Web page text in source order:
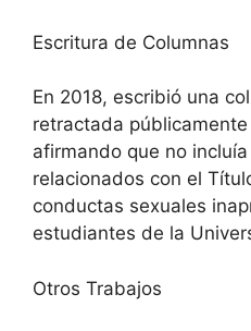
Escritura de Columnas
En 2018, escribió una
retractada
afirmando que no
relacionados con el
conductas sexuales
estudiantes de la
Otros Trabajos